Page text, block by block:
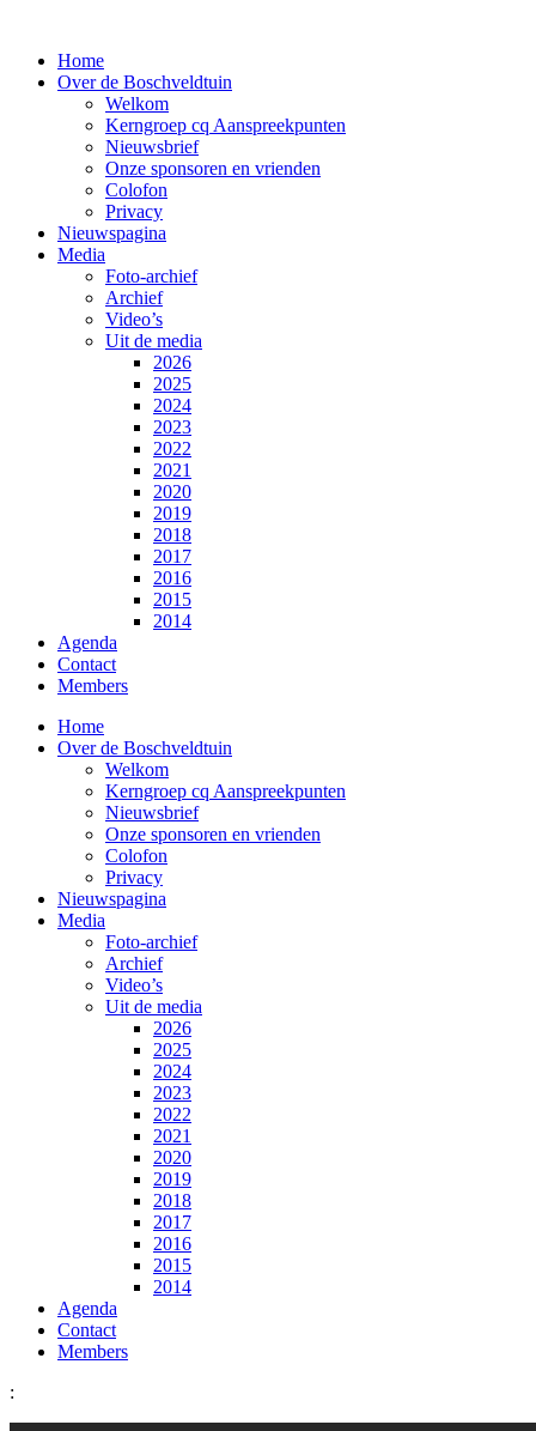
Home
Over de Boschveldtuin
Welkom
Kerngroep cq Aanspreekpunten
Nieuwsbrief
Onze sponsoren en vrienden
Colofon
Privacy
Nieuwspagina
Media
Foto-archief
Archief
Video’s
Uit de media
2026
2025
2024
2023
2022
2021
2020
2019
2018
2017
2016
2015
2014
Agenda
Contact
Members
Home
Over de Boschveldtuin
Welkom
Kerngroep cq Aanspreekpunten
Nieuwsbrief
Onze sponsoren en vrienden
Colofon
Privacy
Nieuwspagina
Media
Foto-archief
Archief
Video’s
Uit de media
2026
2025
2024
2023
2022
2021
2020
2019
2018
2017
2016
2015
2014
Agenda
Contact
Members
: